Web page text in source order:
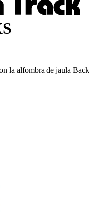
la alfombra de jaula Back